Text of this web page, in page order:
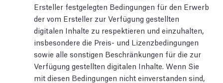
Ersteller festgelegten Bedingungen für den Erwerb
der vom Ersteller zur Verfügung gestellten
digitalen Inhalte zu respektieren und einzuhalten,
insbesondere die Preis- und Lizenzbedingungen
sowie alle sonstigen Beschränkungen für die zur
Verfügung gestellten digitalen Inhalte. Wenn Sie
mit diesen Bedingungen nicht einverstanden sind,